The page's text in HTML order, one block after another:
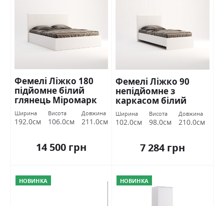
Фемелі Ліжко 180
підйомне білий
глянець Міромарк
Ширина
192.0см
Висота
106.0см
Довжина
211.0см
14 500 грн
Фемелі Ліжко 90
непідйомне з
каркасом білий
глянець Міромарк
Ширина
102.0см
Висота
98.0см
Довжина
210.0см
7 284 грн
НОВИНКА НОВИНКА